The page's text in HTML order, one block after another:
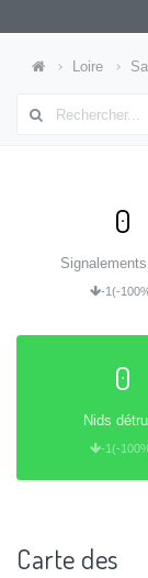
Loire
0
-1(-
0
Nids
-1(-
Carte des